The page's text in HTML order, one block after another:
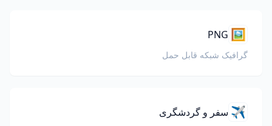
🖼️
PNG
گرافیک شبکه قابل حمل
✈️ سفر و گردشگری